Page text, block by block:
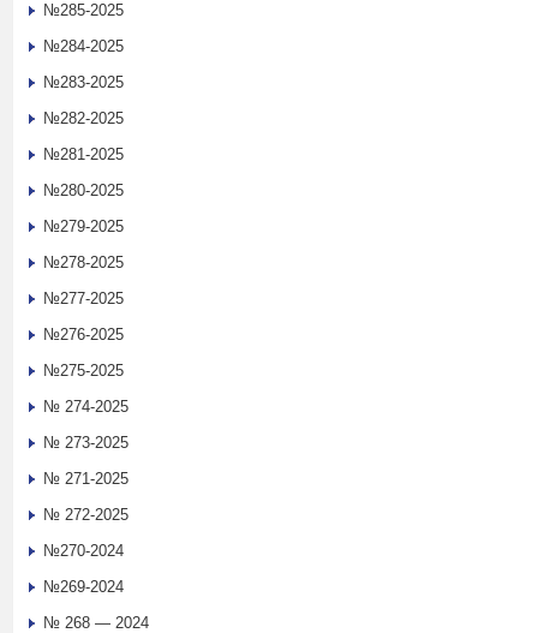
№285-2025
№284-2025
№283-2025
№282-2025
№281-2025
№280-2025
№279-2025
№278-2025
№277-2025
№276-2025
№275-2025
№ 274-2025
№ 273-2025
№ 271-2025
№ 272-2025
№270-2024
№269-2024
№ 268 — 2024